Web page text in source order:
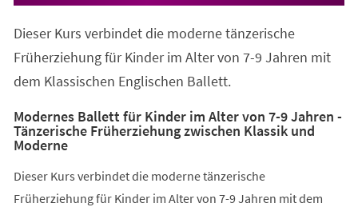
Dieser Kurs verbindet die moderne tänzerische
Früherziehung für Kinder im Alter von 7-9 Jahren mit
dem Klassischen Englischen Ballett.
Modernes Ballett für Kinder im Alter von 7-9 Jahren -
Tänzerische Früherziehung zwischen Klassik und
Moderne
Dieser Kurs verbindet die moderne tänzerische
Früherziehung für Kinder im Alter von 7-9 Jahren mit dem